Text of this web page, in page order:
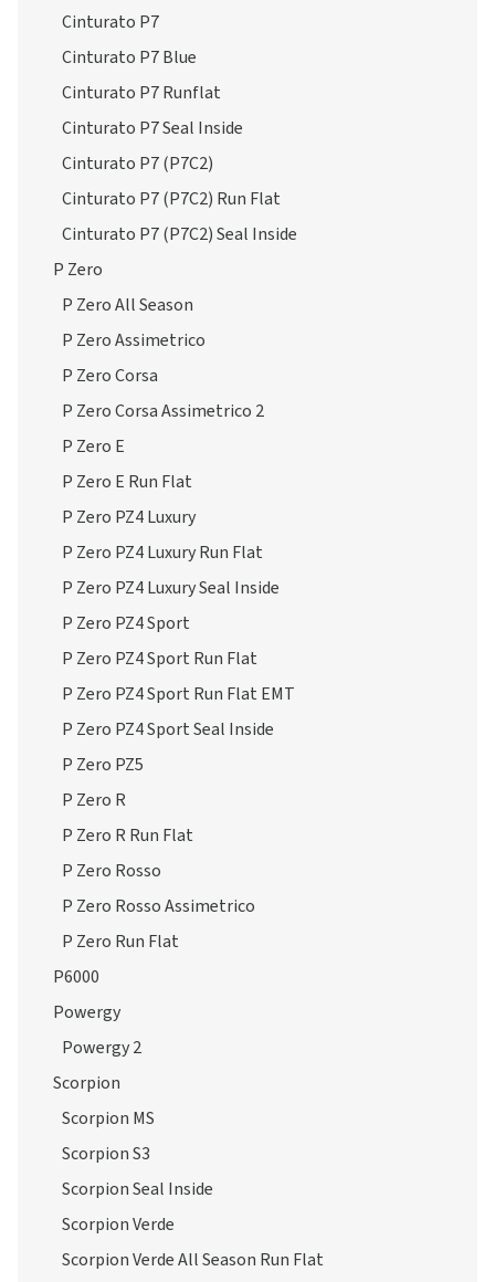
Cinturato P7
Cinturato P7 Blue
Cinturato P7 Runflat
Cinturato P7 Seal Inside
Cinturato P7 (P7C2)
Cinturato P7 (P7C2) Run Flat
Cinturato P7 (P7C2) Seal Inside
P Zero
P Zero All Season
P Zero Assimetrico
P Zero Corsa
P Zero Corsa Assimetrico 2
P Zero E
P Zero E Run Flat
P Zero PZ4 Luxury
P Zero PZ4 Luxury Run Flat
P Zero PZ4 Luxury Seal Inside
P Zero PZ4 Sport
P Zero PZ4 Sport Run Flat
P Zero PZ4 Sport Run Flat EMT
P Zero PZ4 Sport Seal Inside
P Zero PZ5
P Zero R
P Zero R Run Flat
P Zero Rosso
P Zero Rosso Assimetrico
P Zero Run Flat
P6000
Powergy
Powergy 2
Scorpion
Scorpion MS
Scorpion S3
Scorpion Seal Inside
Scorpion Verde
Scorpion Verde All Season Run Flat